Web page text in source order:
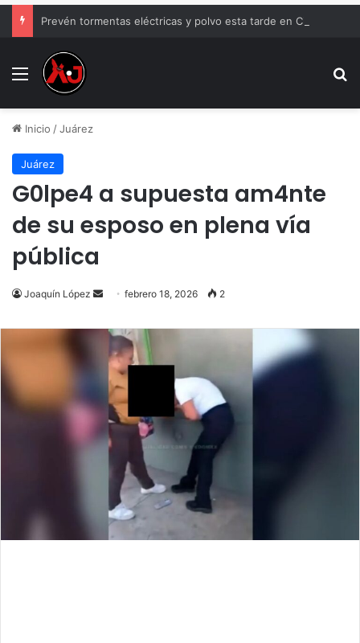
Menu
Inicio /Juárez
Juárez
G0lpe4 a supuesta am4nte
de su esposo en plena vía
pública
Joaquín López
Send
email
febrero 18, 2026 2